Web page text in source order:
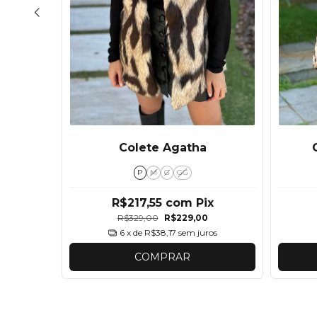
Colete Agatha
P M G GG
R$329,00 R$229,00
R$217,55 com Pix
6 x de R$38,17 sem juros
COMPRAR